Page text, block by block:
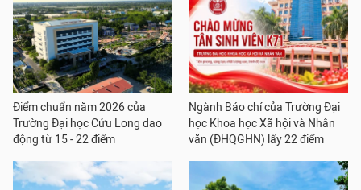
Điểm chuẩn năm 2026 của
Trường Đại học Cửu Long dao
động từ 15 - 22 điểm
Ngành Báo chí của Trường Đại
học Khoa học Xã hội và Nhân
văn (ĐHQGHN) lấy 22 điểm